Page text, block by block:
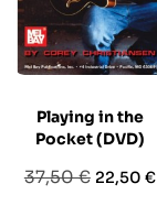
Playing in the
Pocket (DVD)
Prezzo
37,50 € Prezzo
22,50 €